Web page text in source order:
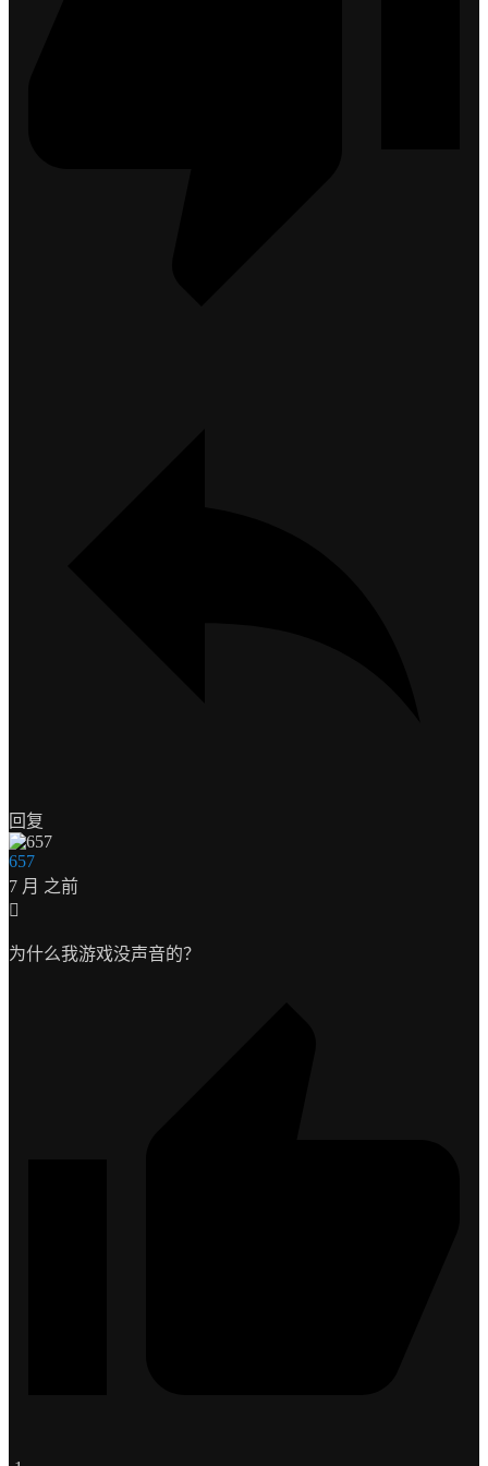
回复
657
7 月 之前
为什么我游戏没声音的？